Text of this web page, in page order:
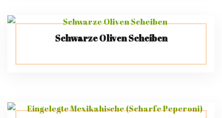
Schwarze Oliven Scheiben